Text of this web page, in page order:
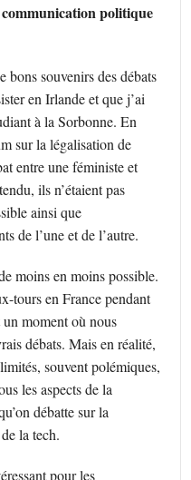
politique
bons souvenirs des débats
en Irlande et que j’ai
à la Sorbonne. En
sur la légalisation de
entre une féministe et
ils n’étaient pas
ainsi que
de l’une et de l’autre.
moins en moins possible.
tours en France pendant
un moment où nous
débats. Mais en réalité,
souvent polémiques,
les aspects de la
débatte sur la
la tech.
pour les